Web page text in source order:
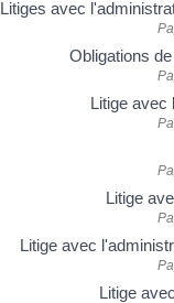
Litiges avec
Obligations
Litige avec
Litige
Litige avec
Litige